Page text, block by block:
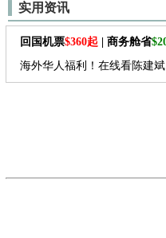
实用资讯
回国机票$360起 | 商务舱省
海外华人福利！在线看陈建